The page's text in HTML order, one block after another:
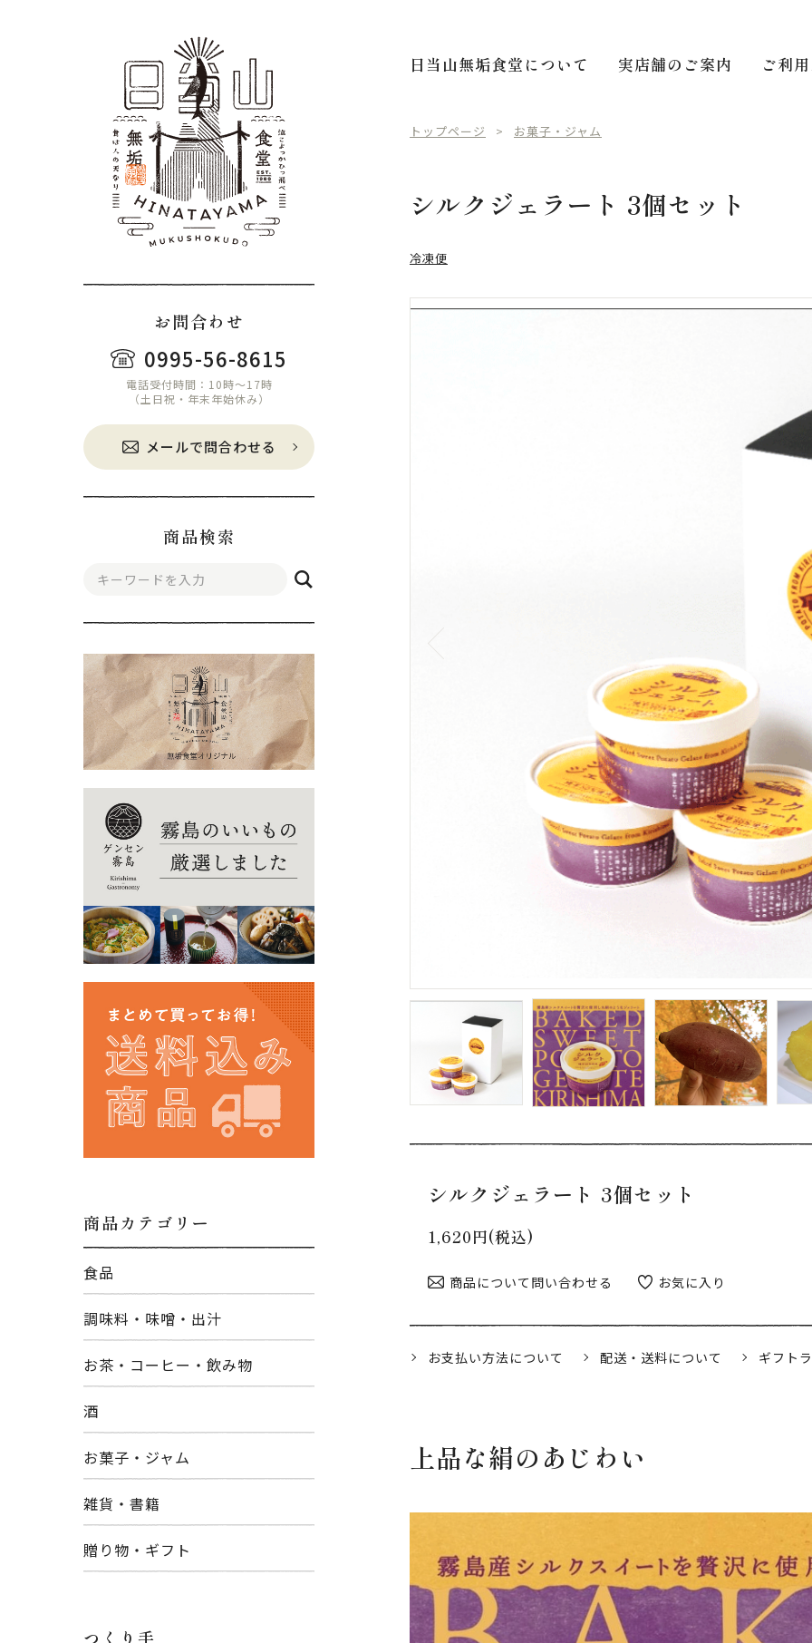
お問合わせ
0995-56-8615
電話受付時間：10時〜17時
（土日祝・年末年始休み）
メールで問合わせる
商品検索
商品カテゴリー
食品
調味料・味噌・出汁
お茶・コーヒー・飲み物
酒
お菓子・ジャム
雑貨・書籍
贈り物・ギフト
つくり手
日当山無垢食堂について 実店舗のご案内 ご利
トップページ お菓子・ジャム
シルクジェラート 3個セット
冷凍便
シルクジェラート 3個セット
1,620円(税込)
商品について問い合わせる お気に入り
お支払い方法について 配送・送料について ギフト
上品な絹のあじわい